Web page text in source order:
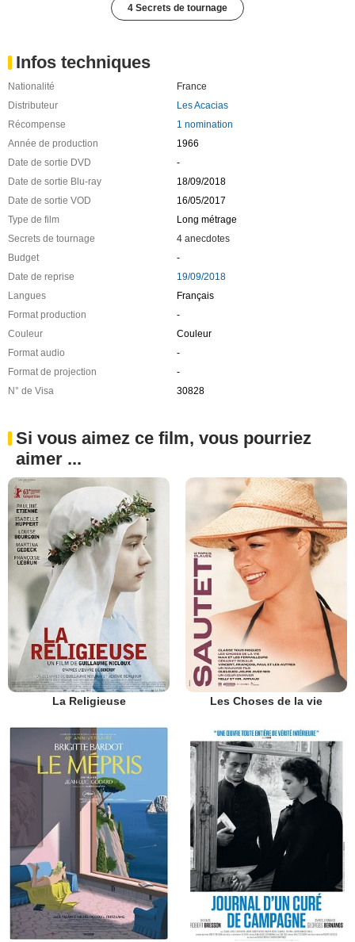
4 Secrets de tournage
Infos techniques
Nationalité
France
Distributeur
Les Acacias
Récompense
1 nomination
Année de production
1966
Date de sortie DVD
-
Date de sortie Blu-ray
18/09/2018
Date de sortie VOD
16/05/2017
Type de film
Long métrage
Secrets de tournage
4 anecdotes
Budget
-
Date de reprise
19/09/2018
Langues
Français
Format production
-
Couleur
Couleur
Format audio
-
Format de projection
-
N° de Visa
30828
Si vous aimez ce film, vous pourriez
aimer ...
La Religieuse Les Choses de la vie